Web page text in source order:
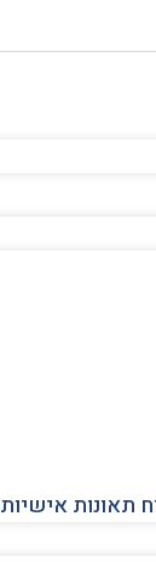
תאונות אישיות